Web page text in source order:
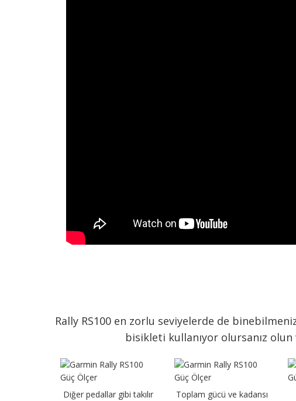
Rally RS100 en zorlu seviyelerde de
bisikleti kullanıyor olursanız
Diğer pedallar gibi takılır
Toplam gücü ve kadansı